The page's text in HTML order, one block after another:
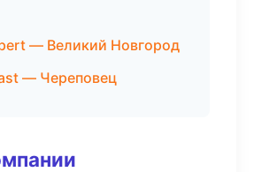
— Великий Новгород
— Череповец